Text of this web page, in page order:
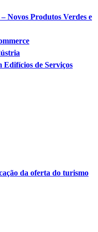
Novos Produtos Verdes e
Edifícios de Serviços
da oferta do turismo